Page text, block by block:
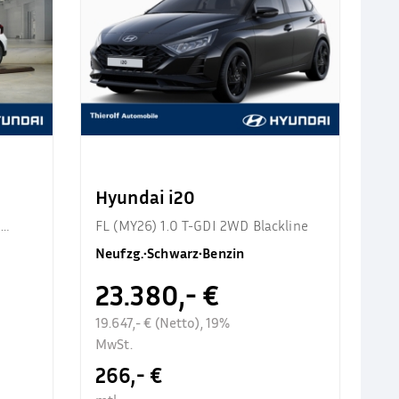
Hyundai i20
FL (MY26) 1.0 T-GDI 2WD Blackline
Neufzg.•Schwarz•Benzin
23.380,- €
19.647,- € (Netto), 19%
MwSt.
266,- €